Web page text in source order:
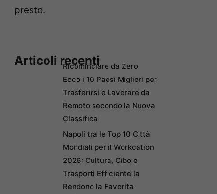
presto.
Articoli recentiRicominciare da Zero:
Ecco i 10 Paesi Migliori per
Trasferirsi e Lavorare da
Remoto secondo la Nuova
Classifica
Napoli tra le Top 10 Città
Mondiali per il Workcation
2026: Cultura, Cibo e
Trasporti Efficiente la
Rendono la Favorita